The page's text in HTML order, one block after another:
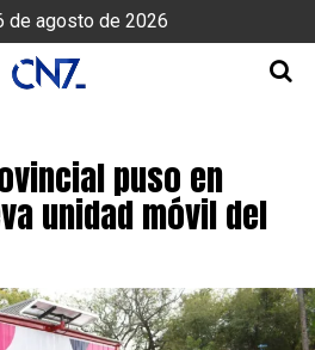
de agosto de 2026
puso en
unidad móvil del